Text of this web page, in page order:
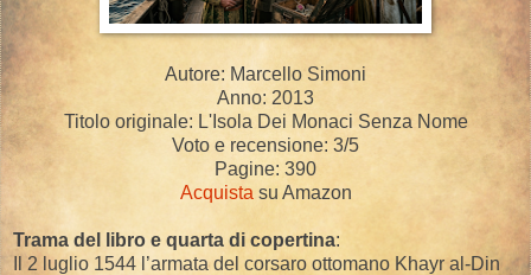
Autore: Marcello Simoni
Anno: 2013
Titolo originale: L'Isola Dei Monaci Senza Nome
Voto e recensione: 3/5
Pagine: 390
Acquista su Amazon
Trama del libro e quarta di copertina:
Il 2 luglio 1544 l’armata del corsaro ottomano Khayr al-Din